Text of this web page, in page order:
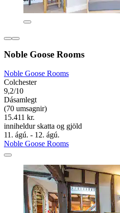
Noble Goose Rooms
Noble Goose Rooms
Colchester
9,2/10
Dásamlegt
(70 umsagnir)
15.411 kr.
inniheldur skatta og gjöld
11. ágú. - 12. ágú.
Noble Goose Rooms